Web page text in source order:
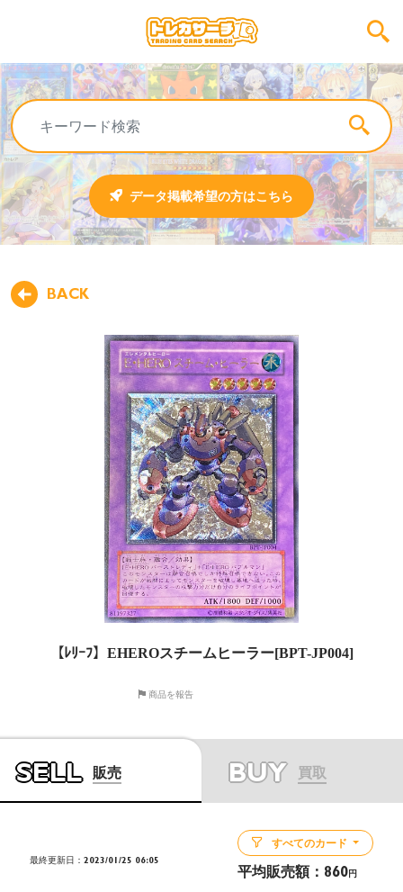
データ掲載希望の方はこちら
BACK
【ﾚﾘｰﾌ】EHEROスチームヒーラー[BPT-JP004]
商品を報告
SELL 販売 BUY 買取
最終更新日：2023/01/25 06:05
すべてのカード
平均販売額： 860円